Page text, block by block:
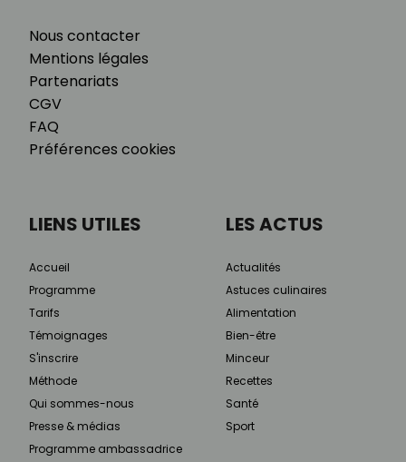
Nous contacter
Mentions légales
Partenariats
CGV
FAQ
Préférences cookies
LIENS UTILES
Accueil
Programme
Tarifs
Témoignages
S'inscrire
Méthode
Qui sommes-nous
Presse & médias
Programme ambassadrice
LES ACTUS
Actualités
Astuces culinaires
Alimentation
Bien-être
Minceur
Recettes
Santé
Sport